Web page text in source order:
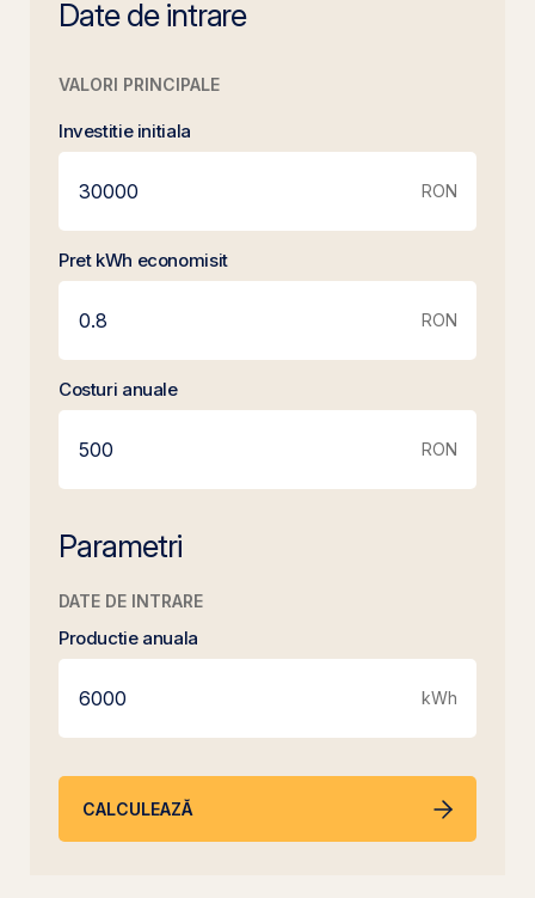
Date de intrare
VALORI PRINCIPALE
Investitie initiala
RON
Pret kWh economisit
RON
Costuri anuale
RON
Parametri
DATE DE INTRARE
Productie anuala
kWh
CALCULEAZĂ